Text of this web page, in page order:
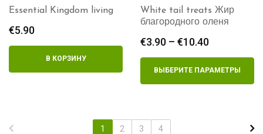
Essential Kingdom living
€5.90
В КОРЗИНУ
White tail treats Жир
благородного оленя
€3.90 – €10.40
цен:
€3.90
–
ВЫБЕРИТЕ ПАРАМЕТРЫ
1 2 3 4